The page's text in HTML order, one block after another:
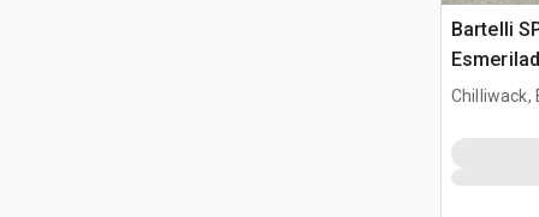
Bartelli
Chilliwack,